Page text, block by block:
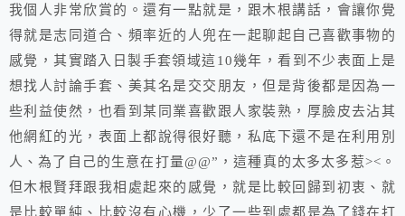
我個人非常欣賞的。還有一點就是，跟木根講話，會讓你覺
得就是志同道合、頻率近的人兜在一起聊起自己喜歡事物的
感覺，其實踏入日製手套領域這10幾年，看到不少表面上是
想找人討論手套、美其名是交交朋友，但是背後都是因為一
些利益使然，也看到某同業喜歡跟人家裝熟，厚臉皮去沾其
他網紅的光，表面上都說得很好聽，私底下還不是在利用別
人、為了自己的生意在打量@@”，這種真的太多太多惹><。
但木根賢拜跟我相處起來的感覺，就是比較回歸到初衷、就
是比較單純、比較沒有心機，少了一些到處都是為了錢在打